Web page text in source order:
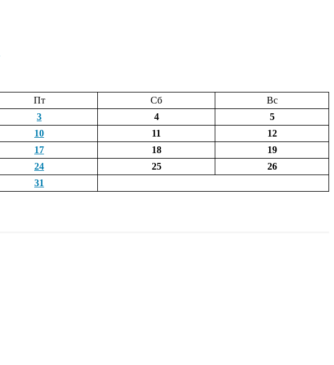
Пт Сб
Вс
3 4
5
10 11
12
17 18
19
24 25
26
31